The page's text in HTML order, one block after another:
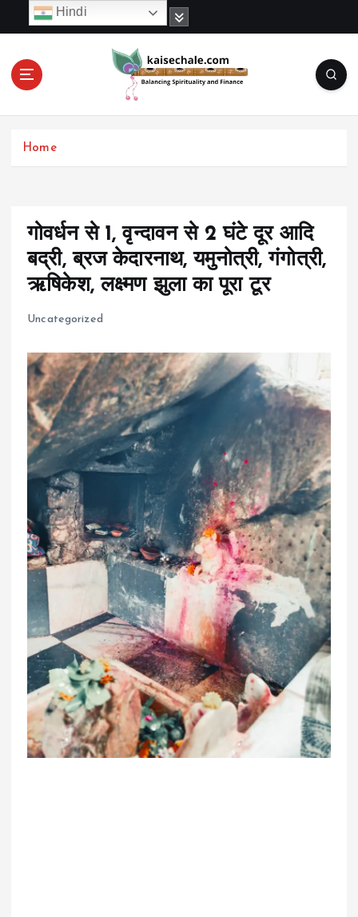
c
Home
गोवर्धन से 1, वृन्दावन से 2 घंटे दूर आदि
बद्री, ब्रज केदारनाथ, यमुनोत्री, गंगोत्री,
ऋषिकेश, लक्ष्मण झुला का पूरा टूर
Uncategorized
Hindi